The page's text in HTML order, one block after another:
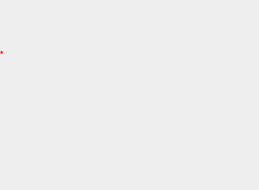
*